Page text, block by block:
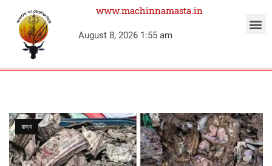
www.machinnamasta.in
August 8, 2026 1:55 am
রাজ্য